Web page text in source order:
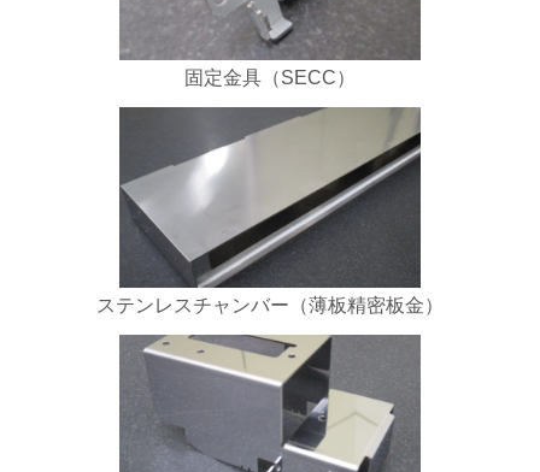
固定金具（SECC）
ステンレスチャンバー（薄板精密板金）